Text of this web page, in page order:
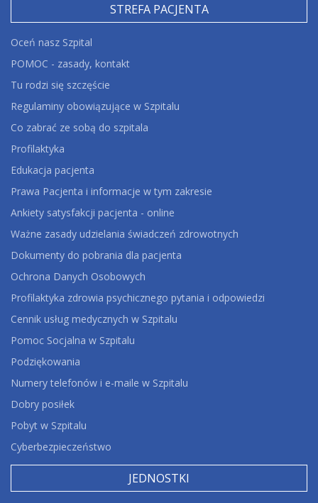
STREFA PACJENTA
Oceń nasz Szpital
POMOC - zasady, kontakt
Tu rodzi się szczęście
Regulaminy obowiązujące w Szpitalu
Co zabrać ze sobą do szpitala
Profilaktyka
Edukacja pacjenta
Prawa Pacjenta i informacje w tym zakresie
Ankiety satysfakcji pacjenta - online
Ważne zasady udzielania świadczeń zdrowotnych
Dokumenty do pobrania dla pacjenta
Ochrona Danych Osobowych
Profilaktyka zdrowia psychicznego pytania i odpowiedzi
Cennik usług medycznych w Szpitalu
Pomoc Socjalna w Szpitalu
Podziękowania
Numery telefonów i e-maile w Szpitalu
Dobry posiłek
Pobyt w Szpitalu
Cyberbezpieczeństwo
JEDNOSTKI